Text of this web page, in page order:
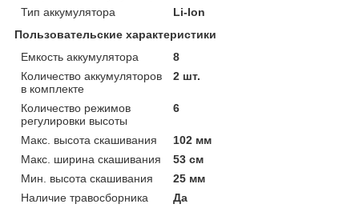
Тип аккумулятора
Li-Ion
Пользовательские характеристики
Емкость аккумулятора
8
Количество аккумуляторов
в комплекте
2 шт.
Количество режимов
регулировки высоты
6
Макс. высота скашивания
102 мм
Макс. ширина скашивания
53 см
Мин. высота скашивания
25 мм
Наличие травосборника
Да